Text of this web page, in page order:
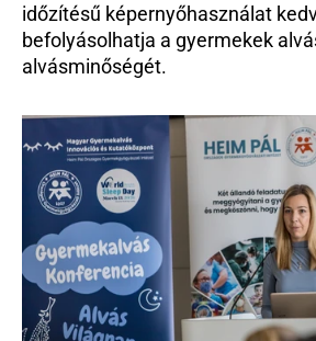
időzítésű képernyőhasználat
befolyásolhatja a gyermekek
alvásminőségét.